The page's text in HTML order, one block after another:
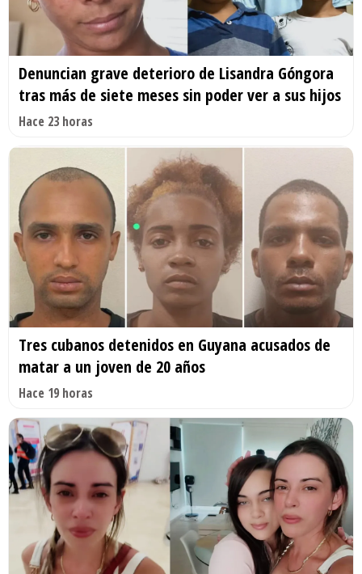
Denuncian grave deterioro de Lisandra Góngora
tras más de siete meses sin poder ver a sus hijos
Hace 23 horas
Tres cubanos detenidos en Guyana acusados de
matar a un joven de 20 años
Hace 19 horas